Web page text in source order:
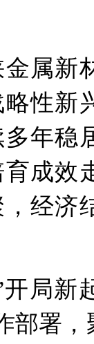
新
性新
年稳
成效
经济
局新
部署